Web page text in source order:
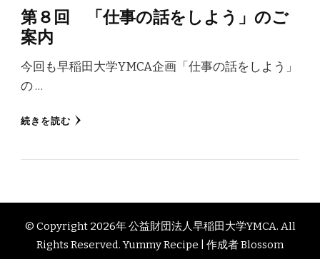
第８回 「仕事の話をしよう」のご
案内
今回も早稲田大学YMCA企画「仕事の話をしよう」
の …
続きを読む
© Copyright 2026年公益財団法人早稲田大学YMCA. All
Rights Reserved. Yummy Recipe | 作成者Blossom